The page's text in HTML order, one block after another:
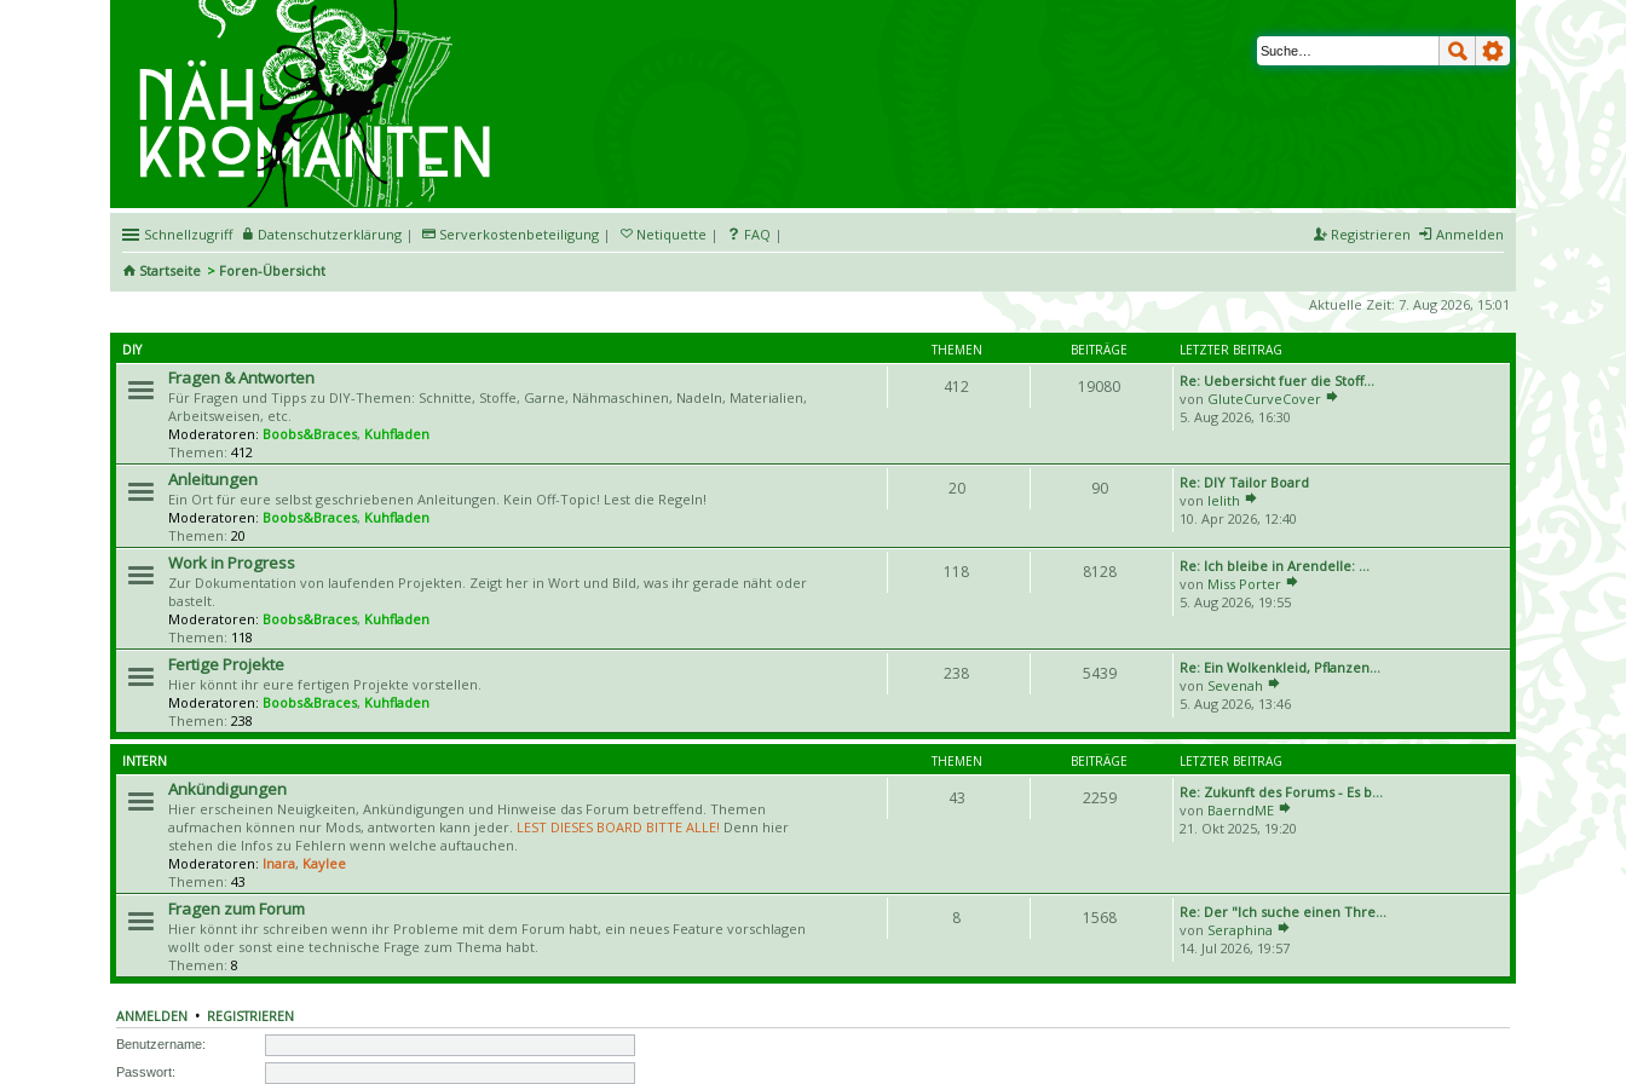
Schnellzugriff Datenschutzerklärung | Serverkostenbeteiligung | Netiquette | FAQ | Anmelden
Registrieren
Startseite
Foren-Übersicht
Aktuelle Zeit: 7. Aug 2026, 15:01
DIY THEMEN BEITRÄGE LETZTER BEITRAG
Fragen & Antworten
Für Fragen und Tipps zu DIY-Themen: Schnitte, Stoffe, Garne, Nähmaschinen, Nadeln, Materialien,
Arbeitsweisen, etc.
Moderatoren: Boobs&Braces, Kuhfladen
Themen: 412
412 19080
Re: Uebersicht fuer die Stoff…
von GluteCurveCover
5. Aug 2026, 16:30
Anleitungen
Ein Ort für eure selbst geschriebenen Anleitungen. Kein Off-Topic! Lest die Regeln!
Moderatoren: Boobs&Braces, Kuhfladen
Themen: 20
20 90
Re: DIY Tailor Board
von lelith
10. Apr 2026, 12:40
Work in Progress
Zur Dokumentation von laufenden Projekten. Zeigt her in Wort und Bild, was ihr gerade näht oder
bastelt.
Moderatoren: Boobs&Braces, Kuhfladen
Themen: 118
118 8128
Re: Ich bleibe in Arendelle: …
von Miss Porter
5. Aug 2026, 19:55
Fertige Projekte
Hier könnt ihr eure fertigen Projekte vorstellen.
Moderatoren: Boobs&Braces, Kuhfladen
Themen: 238
238 5439
Re: Ein Wolkenkleid, Pflanzen…
von Sevenah
5. Aug 2026, 13:46
INTERN THEMEN BEITRÄGE LETZTER BEITRAG
Ankündigungen
Hier erscheinen Neuigkeiten, Ankündigungen und Hinweise das Forum betreffend. Themen
aufmachen können nur Mods, antworten kann jeder. LEST DIESES BOARD BITTE ALLE! Denn hier
stehen die Infos zu Fehlern wenn welche auftauchen.
Moderatoren: Inara, Kaylee
Themen: 43
43 2259
Re: Zukunft des Forums - Es b…
von BaerndME
21. Okt 2025, 19:20
Fragen zum Forum
Hier könnt ihr schreiben wenn ihr Probleme mit dem Forum habt, ein neues Feature vorschlagen
wollt oder sonst eine technische Frage zum Thema habt.
Themen: 8
8 1568
Re: Der "Ich suche einen Thre…
von Seraphina
14. Jul 2026, 19:57
ANMELDEN • REGISTRIEREN
Benutzername:
Passwort: